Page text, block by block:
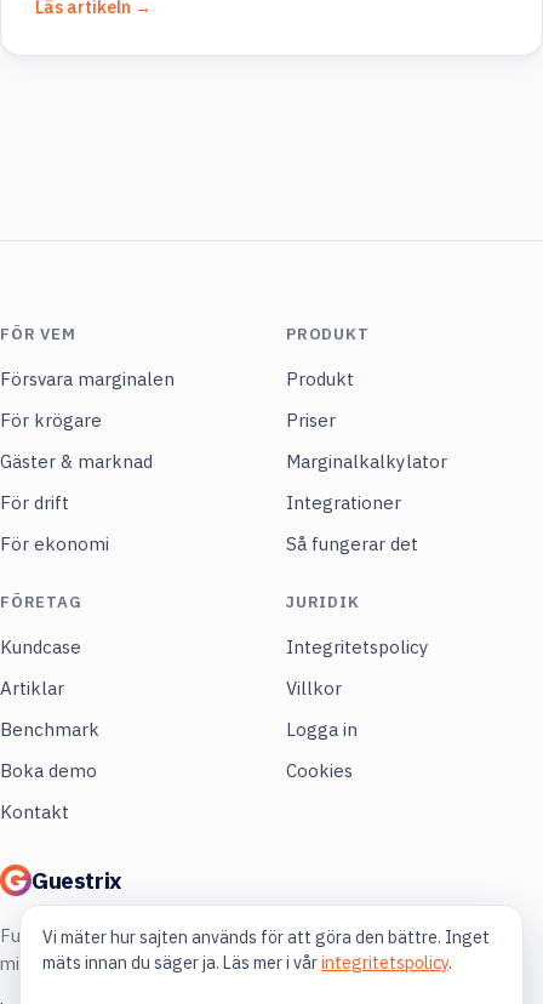
Läs artikeln →
Guestrix
Full koll på din restaurang. Mer lönsamhet,
mindre gissning.
FÖR VEM
Försvara marginalen
För krögare
Gäster & marknad
För drift
För ekonomi
PRODUKT
Produkt
Priser
Marginalkalkylator
Integrationer
Så fungerar det
FÖRETAG
Kundcase
Artiklar
Benchmark
Boka demo
Kontakt
JURIDIK
Integritetspolicy
Villkor
Logga in
Cookies
Vi mäter hur sajten används för att göra den bättre. Inget
mäts innan du säger ja. Läs mer i vårintegritetspolicy.